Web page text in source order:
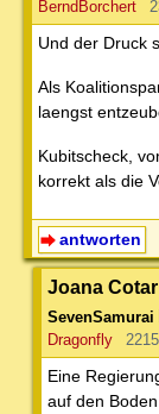
BerndBorchert
Und der Druck
Als
laengst
Kubitscheck,
korrekt als die
antworten
Joana
SevenSamurai
Dragonfly
Eine
auf den